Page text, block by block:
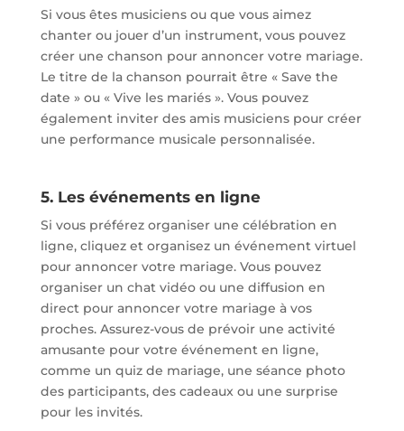
Si vous êtes musiciens ou que vous aimez
chanter ou jouer d’un instrument, vous pouvez
créer une chanson pour annoncer votre mariage.
Le titre de la chanson pourrait être « Save the
date » ou « Vive les mariés ». Vous pouvez
également inviter des amis musiciens pour créer
une performance musicale personnalisée.
5. Les événements en ligne
Si vous préférez organiser une célébration en
ligne, cliquez et organisez un événement virtuel
pour annoncer votre mariage. Vous pouvez
organiser un chat vidéo ou une diffusion en
direct pour annoncer votre mariage à vos
proches. Assurez-vous de prévoir une activité
amusante pour votre événement en ligne,
comme un quiz de mariage, une séance photo
des participants, des cadeaux ou une surprise
pour les invités.